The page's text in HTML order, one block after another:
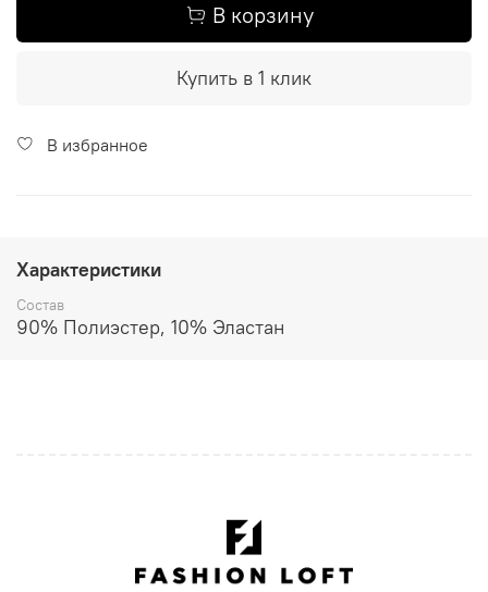
В корзину
Купить в 1 клик
В избранное
Характеристики
Состав
90% Полиэстер, 10% Эластан